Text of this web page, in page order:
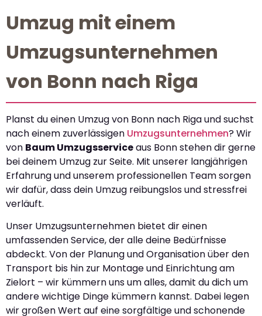
Umzug mit einem
Umzugsunternehmen
von Bonn nach Riga
Planst du einen Umzug von Bonn nach Riga und suchst
nach einem zuverlässigen Umzugsunternehmen? Wir
von Baum Umzugsserviceaus Bonn stehen dir gerne
bei deinem Umzug zur Seite. Mit unserer langjährigen
Erfahrung und unserem professionellen Team sorgen
wir dafür, dass dein Umzug reibungslos und stressfrei
verläuft.
Unser Umzugsunternehmen bietet dir einen
umfassenden Service, der alle deine Bedürfnisse
abdeckt. Von der Planung und Organisation über den
Transport bis hin zur Montage und Einrichtung am
Zielort – wir kümmern uns um alles, damit du dich um
andere wichtige Dinge kümmern kannst. Dabei legen
wir großen Wert auf eine sorgfältige und schonende